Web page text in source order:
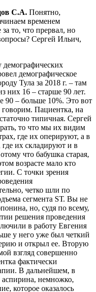
С.А. Понятно,
временем
то, что прервал, но
Сергей Ильич,
демографическое
Тула за 2018 г. – там
них 16 – старше 90 лет.
90 – больше 10%. Это вот
Пациентка, на
типичная. Сергей
то что мы их видим
где их оперируют, а в
их складируют и в
что бабушка старая,
возрасте мало кто
С точки зрения
четко шли по
сегмента SТ. Вы не
но, судя по всему,
решения проведения
в работу Евгения
у него уже был четкий
и открыл ее. Вторую
взгляд совершенно
фактически
В дальнейшем, в
немножко,
которое оказалось